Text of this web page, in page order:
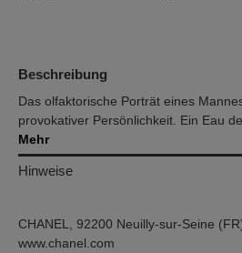
Beschreibung
Das olfaktorische Porträt eines
provokativer Persönlichkeit. Ein Eau
Mehr
Hinweise
CHANEL, 92200 Neuilly-sur-Seine
www.chanel.com